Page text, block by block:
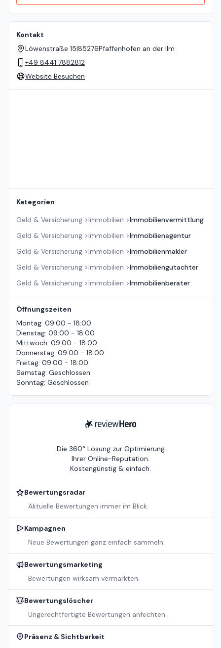
Kontakt
Löwenstraße 15|85276Pfaffenhofen an der Ilm
+49 8441 7882812
Website Besuchen
Kategorien
Geld & Versicherung >Immobilien >Immobilienvermittlung
Geld & Versicherung >Immobilien >Immobilienagentur
Geld & Versicherung >Immobilien >Immobilienmakler
Geld & Versicherung >Immobilien >Immobiliengutachter
Geld & Versicherung >Immobilien >Immobilienberater
Öffnungszeiten
Montag: 09:00 - 18:00
Dienstag: 09:00 - 18:00
Mittwoch: 09:00 - 18:00
Donnerstag: 09:00 - 18:00
Freitag: 09:00 - 18:00
Samstag: Geschlossen
Sonntag: Geschlossen
ReviewHero
Die 360° Lösung zur Optimierung
Ihrer Online-Reputation.
Kostengünstig & einfach.
Bewertungsradar
Aktuelle Bewertungen immer im Blick.
Kampagnen
Neue Bewertungen ganz einfach sammeln.
Bewertungsmarketing
Bewertungen wirksam vermarkten.
Bewertungslöscher
Ungerechtfertigte Bewertungen anfechten.
Präsenz & Sichtbarkeit